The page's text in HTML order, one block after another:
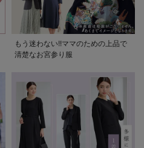
もう迷わない!!ママのための上品で
清楚なお宮参り服